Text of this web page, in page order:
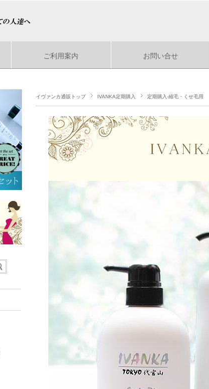
ご利用案内 お問い合せ
イヴァンカ通販トップ IVANKA定期購入 定期購入-縮毛・くせ毛用